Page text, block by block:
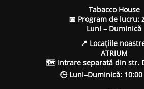
Tabacco House
📅 Program de lucru:
Luni – Duminică
📍 Locațiile
ATRIUM
🗺 Intrare separată din str.
🕒 Luni–Duminică: 10:00